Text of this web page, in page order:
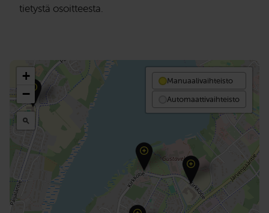
tietystä osoitteesta.
+
−
Manuaalivaihteisto
Automaattivaihteisto